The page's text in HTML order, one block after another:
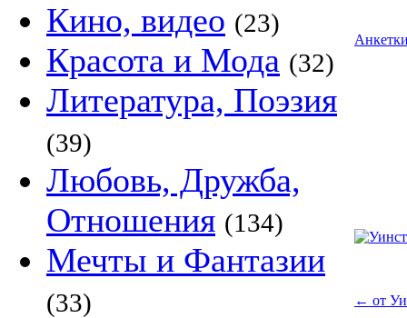
Кино, видео (23)
Красота и Мода (32)
Литература, Поэзия
(39)
Любовь, Дружба,
Отношения (134)
Мечты и Фантазии
(33) ← от